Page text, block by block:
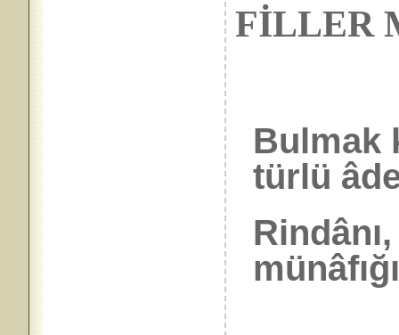
FİLLER
Bulmak
türlü